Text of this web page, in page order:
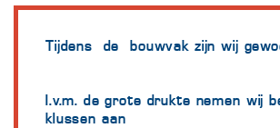
Tijdens de bouwvak zijn wij
I.v.m. de grote drukte nemen wij
klussen aan